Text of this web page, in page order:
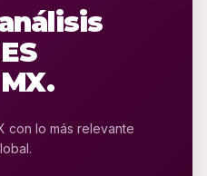
con lo más relevante